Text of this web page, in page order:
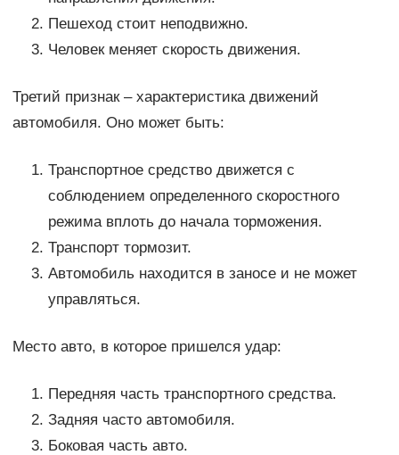
Пешеход стоит неподвижно.
Человек меняет скорость движения.
Третий признак – характеристика движений
автомобиля. Оно может быть:
Транспортное средство движется с
соблюдением определенного скоростного
режима вплоть до начала торможения.
Транспорт тормозит.
Автомобиль находится в заносе и не может
управляться.
Место авто, в которое пришелся удар:
Передняя часть транспортного средства.
Задняя часто автомобиля.
Боковая часть авто.